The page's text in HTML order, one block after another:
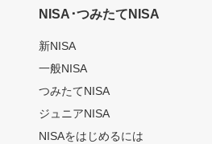
NISA･つみたてNISA
新NISA
一般NISA
つみたてNISA
ジュニアNISA
NISAをはじめるには